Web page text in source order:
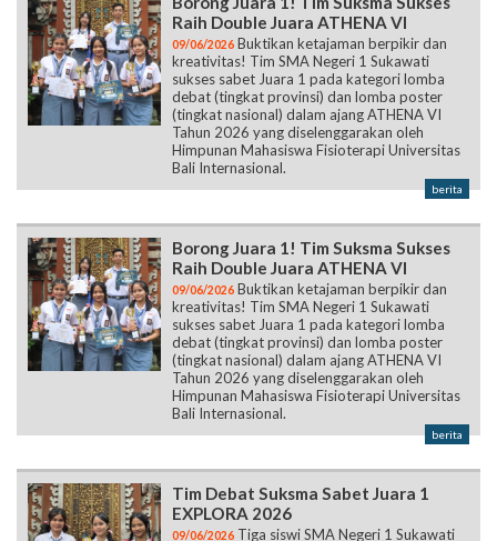
Raih Double Juara ATHENA VI
09/06/2026 Buktikan ketajaman berpikir dan
kreativitas! Tim SMA Negeri 1 Sukawati
sukses sabet Juara 1 pada kategori lomba
debat (tingkat provinsi) dan lomba poster
(tingkat nasional) dalam ajang ATHENA VI
Tahun 2026 yang diselenggarakan oleh
Himpunan Mahasiswa Fisioterapi Universitas
Bali Internasional.
berita
Borong Juara 1! Tim Suksma Sukses
Raih Double Juara ATHENA VI
09/06/2026 Buktikan ketajaman berpikir dan
kreativitas! Tim SMA Negeri 1 Sukawati
sukses sabet Juara 1 pada kategori lomba
debat (tingkat provinsi) dan lomba poster
(tingkat nasional) dalam ajang ATHENA VI
Tahun 2026 yang diselenggarakan oleh
Himpunan Mahasiswa Fisioterapi Universitas
Bali Internasional.
berita
Tim Debat Suksma Sabet Juara 1
EXPLORA 2026
09/06/2026 Tiga siswi SMA Negeri 1 Sukawati